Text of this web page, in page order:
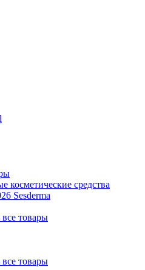
косметические средства
Sesderma
товары
товары